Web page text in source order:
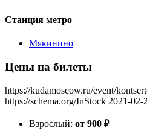
Станция метро
Мякинино
Цены на билеты
https://kudamoscow.ru/event/
https://schema.org/InStock 2021-02-
Взрослый: от 900 ₽